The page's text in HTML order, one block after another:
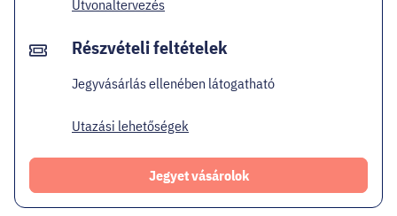
Útvonaltervezés
Részvételi feltételek
Jegyvásárlás ellenében látogatható
Utazási lehetőségek
Jegyet vásárolok